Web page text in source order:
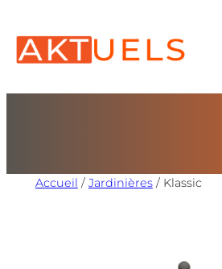
Accueil / Jardinières/ Klassic